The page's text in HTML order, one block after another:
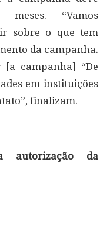
“Vamos
sobre o que tem
da campanha.
[a campanha] “De
em instituições
finalizam.
autorização da